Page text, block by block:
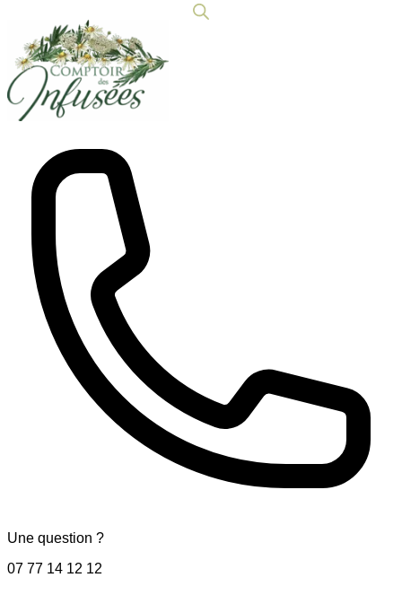
Une question ?
07 77 14 12 12